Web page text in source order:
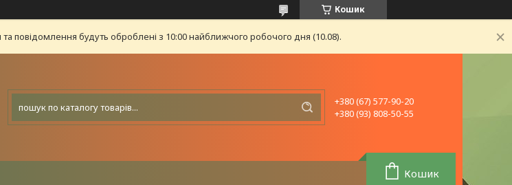
Кошик
повідомлення будуть оброблені з 10:00 найближчого робочого дня (10.08).
+380 (67) 577-90-20
+380 (93) 808-50-55
Кошик